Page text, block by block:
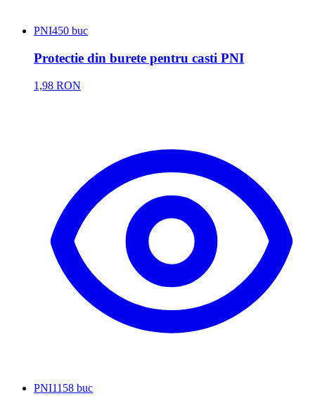
PNI450 buc
Protectie din burete pentru casti PNI
1,98 RON
PNI1158 buc